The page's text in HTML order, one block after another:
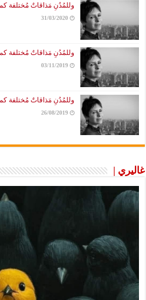
وللمُدُنِ مَذاقاتٌ مُختلفة
31/03/2020
وللمُدُنِ مَذاقاتٌ مُختلفة
03/11/2019
وللمُدُنِ مَذاقاتٌ مُختلفة
26/08/2019
غاليري |